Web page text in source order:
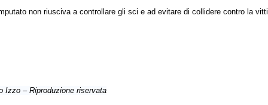
non riusciva a controllare gli sci e ad evitare di collidere contro la
Izzo – Riproduzione riservata